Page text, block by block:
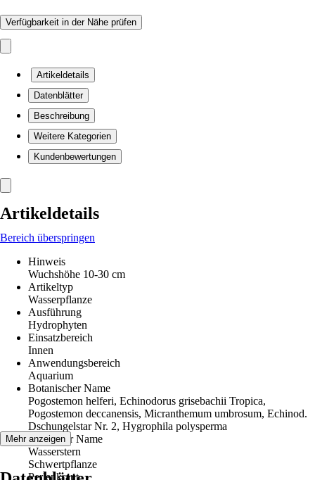
Verfügbarkeit in der Nähe prüfen
Artikeldetails
Datenblätter
Beschreibung
Weitere Kategorien
Kundenbewertungen
Artikeldetails
Bereich überspringen
Hinweis
Wuchshöhe 10-30 cm
Artikeltyp
Wasserpflanze
Ausführung
Hydrophyten
Einsatzbereich
Innen
Anwendungsbereich
Aquarium
Botanischer Name
Pogostemon helferi, Echinodorus grisebachii Tropica,
Pogostemon deccanensis, Micranthemum umbrosum, Echinod.
Dschungelstar Nr. 2, Hygrophila polysperma
Deutscher Name
Wasserstern
Schwertpflanze
Perlenkraut
Mehr anzeigen